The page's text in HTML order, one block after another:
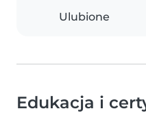
Ulubione
Edukacja i